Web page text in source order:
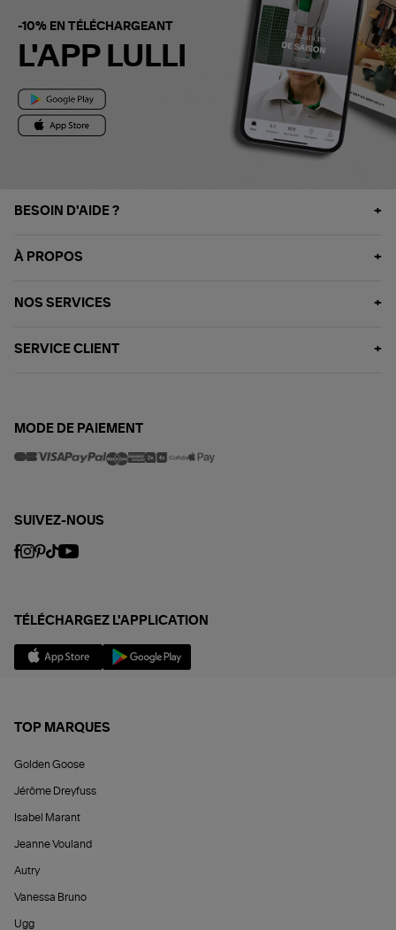
-10% EN TÉLÉCHARGEANT
L'APP LULLI
BESOIN D'AIDE ?
À PROPOS
NOS SERVICES
SERVICE CLIENT
MODE DE PAIEMENT
SUIVEZ-NOUS
TÉLÉCHARGEZ L'APPLICATION
TOP MARQUES
Golden Goose
Jérôme Dreyfuss
Isabel Marant
Jeanne Vouland
Autry
Vanessa Bruno
Ugg